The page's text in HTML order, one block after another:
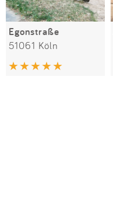
Egonstraße
51061 Köln